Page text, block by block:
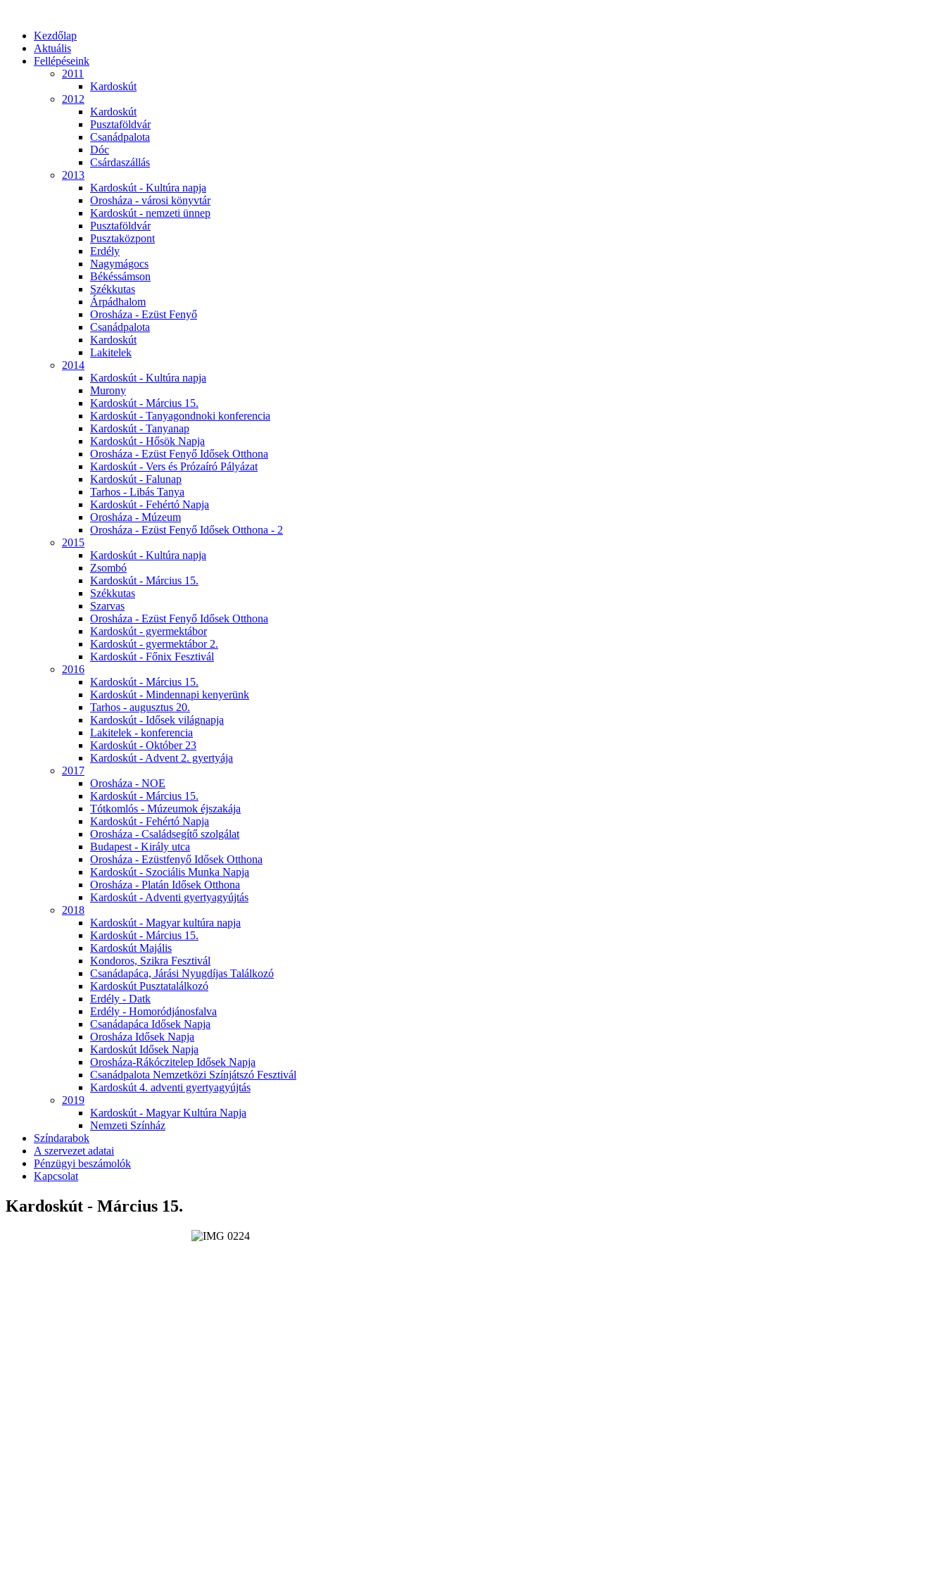
Kezdőlap
Aktuális
Fellépéseink
2011
Kardoskút
2012
Kardoskút
Pusztaföldvár
Csanádpalota
Dóc
Csárdaszállás
2013
Kardoskút - Kultúra napja
Orosháza - városi könyvtár
Kardoskút - nemzeti ünnep
Pusztaföldvár
Pusztaközpont
Erdély
Nagymágocs
Békéssámson
Székkutas
Árpádhalom
Orosháza - Ezüst Fenyő
Csanádpalota
Kardoskút
Lakitelek
2014
Kardoskút - Kultúra napja
Murony
Kardoskút - Március 15.
Kardoskút - Tanyagondnoki konferencia
Kardoskút - Tanyanap
Kardoskút - Hősök Napja
Orosháza - Ezüst Fenyő Idősek Otthona
Kardoskút - Vers és Prózaíró Pályázat
Kardoskút - Falunap
Tarhos - Libás Tanya
Kardoskút - Fehértó Napja
Orosháza - Múzeum
Orosháza - Ezüst Fenyő Idősek Otthona - 2
2015
Kardoskút - Kultúra napja
Zsombó
Kardoskút - Március 15.
Székkutas
Szarvas
Orosháza - Ezüst Fenyő Idősek Otthona
Kardoskút - gyermektábor
Kardoskút - gyermektábor 2.
Kardoskút - Főnix Fesztivál
2016
Kardoskút - Március 15.
Kardoskút - Mindennapi kenyerünk
Tarhos - augusztus 20.
Kardoskút - Idősek világnapja
Lakitelek - konferencia
Kardoskút - Október 23
Kardoskút - Advent 2. gyertyája
2017
Orosháza - NOE
Kardoskút - Március 15.
Tótkomlós - Múzeumok éjszakája
Kardoskút - Fehértó Napja
Orosháza - Családsegítő szolgálat
Budapest - Király utca
Orosháza - Ezüstfenyő Idősek Otthona
Kardoskút - Szociális Munka Napja
Orosháza - Platán Idősek Otthona
Kardoskút - Adventi gyertyagyújtás
2018
Kardoskút - Magyar kultúra napja
Kardoskút - Március 15.
Kardoskút Majális
Kondoros, Szikra Fesztivál
Csanádapáca, Járási Nyugdíjas Találkozó
Kardoskút Pusztatalálkozó
Erdély - Datk
Erdély - Homoródjánosfalva
Csanádapáca Idősek Napja
Orosháza Idősek Napja
Kardoskút Idősek Napja
Orosháza-Rákóczitelep Idősek Napja
Csanádpalota Nemzetközi Színjátszó Fesztivál
Kardoskút 4. adventi gyertyagyújtás
2019
Kardoskút - Magyar Kultúra Napja
Nemzeti Színház
Színdarabok
A szervezet adatai
Pénzügyi beszámolók
Kapcsolat
Kardoskút - Március 15.